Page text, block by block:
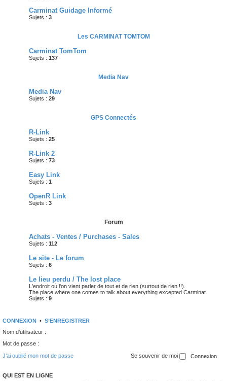
Carminat Guidage Informé
Sujets : 3
Les CARMINAT TOMTOM
Carminat TomTom
Sujets : 137
Media Nav
Media Nav
Sujets : 29
GPS Connectés
R-Link
Sujets : 25
R-Link 2
Sujets : 73
Easy Link
Sujets : 1
OpenR Link
Sujets : 3
Forum
Achats - Ventes / Purchases - Sales
Sujets : 112
Le site - Le forum
Sujets : 6
Le lieu perdu / The lost place
L'endroit où l'on vient parler de tout et de rien (surtout de rien !!).
The place where one comes to talk about everything excepted Carminat.
Sujets : 9
CONNEXION • S’ENREGISTRER
Nom d’utilisateur :
Mot de passe :
J’ai oublié mon mot de passe
Se souvenir de moi
QUI EST EN LIGNE